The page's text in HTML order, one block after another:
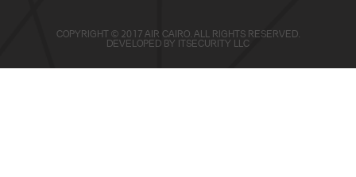
COPYRIGHT © 2017 AIR CAIRO. ALL RIGHTS RESERVED.
DEVELOPED BY ITSECURITY LLC